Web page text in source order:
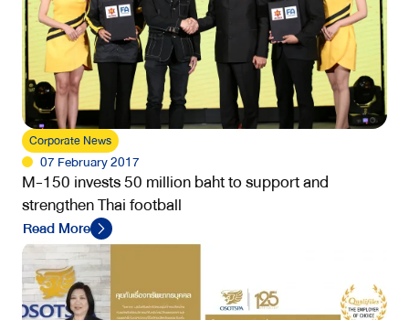
Corporate News
07 February 2017
M-150 invests 50 million baht to support and
strengthen Thai football
Read More